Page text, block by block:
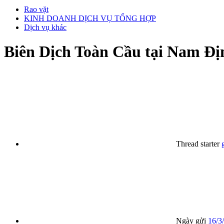
Rao vặt
KINH DOANH DỊCH VỤ TỔNG HỢP
Dịch vụ khác
Biên Dịch Toàn Cầu tại Nam
Thread starter
Ngày gửi 16/